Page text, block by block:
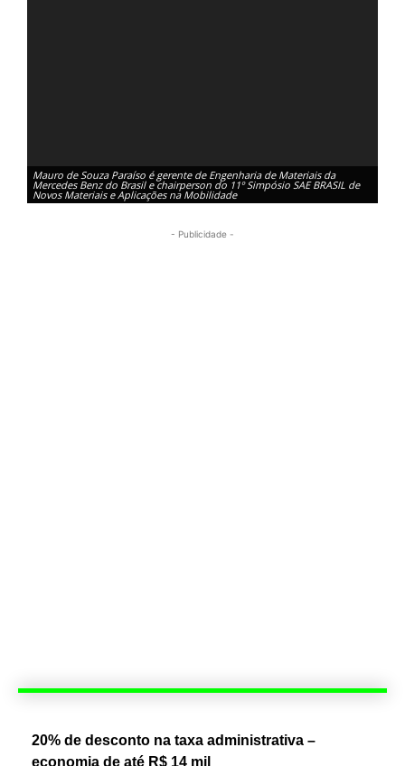
Mauro de Souza Paraíso é gerente de Engenharia de Materiais da
Mercedes Benz do Brasil e chairperson do 11º Simpósio SAE BRASIL de
Novos Materiais e Aplicações na Mobilidade
- Publicidade -
20% de desconto na taxa administrativa –
economia de até R$ 14 mil